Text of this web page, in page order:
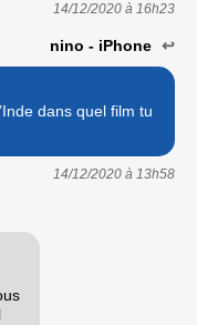
14/12/2020 à 16h23
nino - iPhone ↩
dans quel film tu
14/12/2020 à 13h58